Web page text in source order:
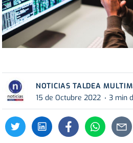
NOTICIAS TALDEA
15 de Octubre 2022
3 min